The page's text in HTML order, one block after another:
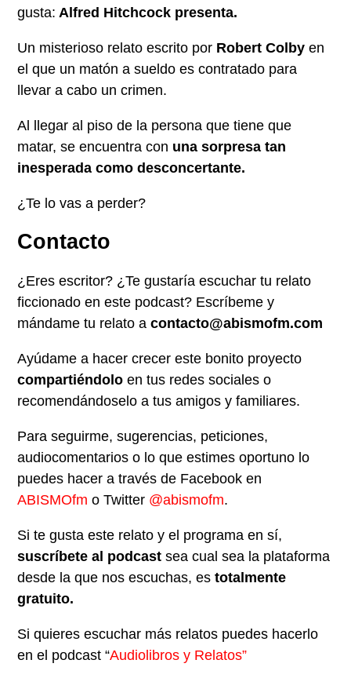
gusta: Alfred Hitchcock presenta.
Un misterioso relato escrito por Robert Colby en
el que un matón a sueldo es contratado para
llevar a cabo un crimen.
Al llegar al piso de la persona que tiene que
matar, se encuentra con una sorpresa tan
inesperada como desconcertante.
¿Te lo vas a perder?
Contacto
¿Eres escritor? ¿Te gustaría escuchar tu relato
ficcionado en este podcast? Escríbeme y
mándame tu relato acontacto@abismofm.com
Ayúdame a hacer crecer este bonito proyecto
compartiéndolo en tus redes sociales o
recomendándoselo a tus amigos y familiares.
Para seguirme, sugerencias, peticiones,
audiocomentarios o lo que estimes oportuno lo
puedes hacer a través de Facebook en
ABISMOfm o Twitter @abismofm.
Si te gusta este relato y el programa en sí,
suscríbete al podcastsea cual sea la plataforma
desde la que nos escuchas, estotalmente
gratuito.
Si quieres escuchar más relatos puedes hacerlo
en el podcast “Audiolibros y Relatos”